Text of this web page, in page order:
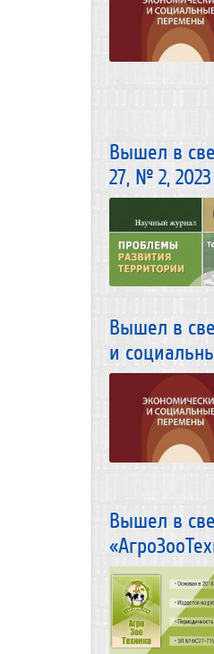
Вышел в
27, № 2, 2023
Вышел в
и
Вышел в